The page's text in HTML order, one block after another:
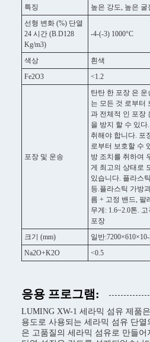
특징
높은 강도, 높은
선형 변화 (%) 단열
24 시간 (B.D128
Kg/m3)
-4-(-3) 1000°C
색상
흰색
Fe2O3
<1.2
포장 및 운송
탄탄 한 포장 은
는 모든 것 로부터
과 전체적 인 포장
을 방지 할 수 있
취해야 합니다. 포
로부터 보호할 수
방 조치를 취하여
게 최고의 상태로
있습니다. 플라스
등.플라스틱 가방
름 + 고정 밴드, 팔
무게: 1.6~2.0톤.
포장
크기 (mm)
일반
Na2O+K2O
<0.5
응용 프로그램:
LUMING XW-1 세라믹 섬유 제품
용도로 사용되는 세라믹 섬유 단
은 고품질의 세라믹 섬유로 만들어